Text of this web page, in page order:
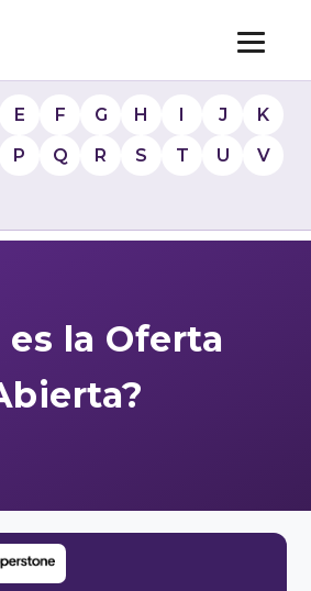
E F G H I J
K
P Q R S T U
V
es la Oferta